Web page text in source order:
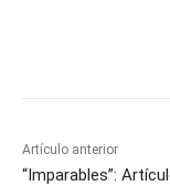
Artículo anterior
“Imparables”: